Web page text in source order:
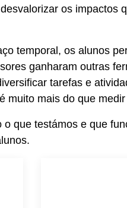
os
temporal, os alunos
ganharam outras
tarefas e
muito mais do que
que testámos e que